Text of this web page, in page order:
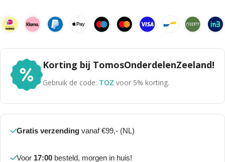
Korting bij TomosOnderdelenZeeland!
Gebruik de code: TOZ voor 5% korting.
Gratis verzending vanaf €99,- (NL)
Voor 17:00 besteld, morgen in huis!